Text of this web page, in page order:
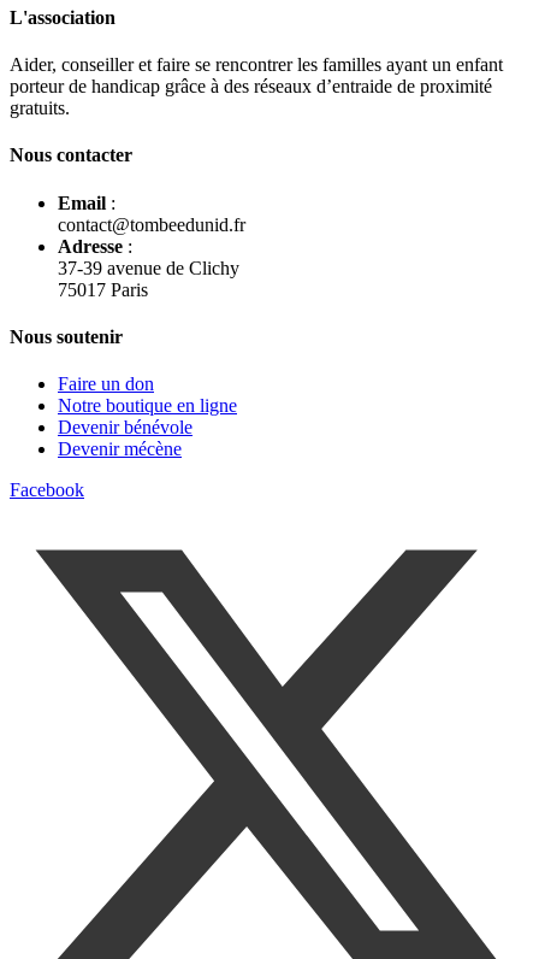
L'association
Aider, conseiller et faire se rencontrer les familles ayant un enfant
porteur de handicap grâce à des réseaux d’entraide de proximité
gratuits.
Nous contacter
Email :
contact@tombeedunid.fr
Adresse :
37-39 avenue de Clichy
75017 Paris
Nous soutenir
Faire un don
Notre boutique en ligne
Devenir bénévole
Devenir mécène
Facebook